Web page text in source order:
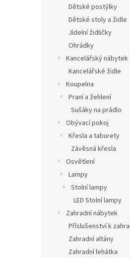
Dětské postýlky
Dětské stoly a židle
Jídelní židličky
Ohrádky
Kancelářský nábytek
Kancelářské židle
Koupelna
Praní a žehlení
Sušáky na prádlo
Obývací pokoj
Křesla a taburety
Závěsná křesla
Osvětlení
Lampy
Stolní lampy
LED Stolní lampy
Zahradní nábytek
Příslušenství k
Zahradní altány
Zahradní lehátka